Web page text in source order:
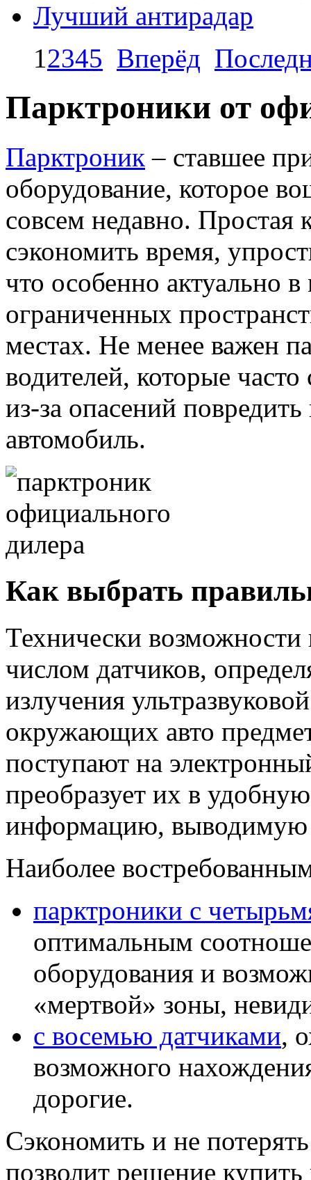
Лучший антирадар
12345 Вперёд
Парктроники от
Парктроник – ставшее
оборудование, которое
совсем недавно. Простая
сэкономить время,
что особенно актуально
ограниченных
местах. Не менее важен
водителей, которые
из-за опасений
автомобиль.
Как выбрать
Технически возможности
числом датчиков,
излучения
окружающих авто
поступают на
преобразует их в
информацию, выводимую
Наиболее
парктроники с
оптимальным
оборудования и
«мертвой» зоны,
с восемью датчиками,
возможного
дорогие.
Сэкономить и не
позволит решение